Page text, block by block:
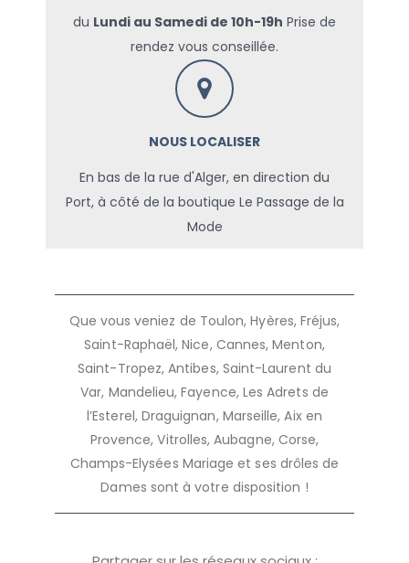
du Lundi au Samedi de 10h-19h Prise de
rendez vous conseillée.
NOUS LOCALISER
En bas de la rue d'Alger, en direction du
Port, à côté de la boutique Le Passage de la
Mode
Que vous veniez de Toulon, Hyères, Fréjus,
Saint-Raphaël, Nice, Cannes, Menton,
Saint-Tropez, Antibes, Saint-Laurent du
Var, Mandelieu, Fayence, Les Adrets de
l’Esterel, Draguignan, Marseille, Aix en
Provence, Vitrolles, Aubagne, Corse,
Champs-Elysées Mariage et ses drôles de
Dames sont à votre disposition !